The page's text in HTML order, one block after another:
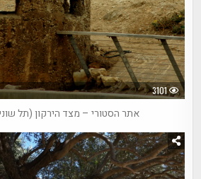
3101
אתר הסטורי – מצד הירקון (תל